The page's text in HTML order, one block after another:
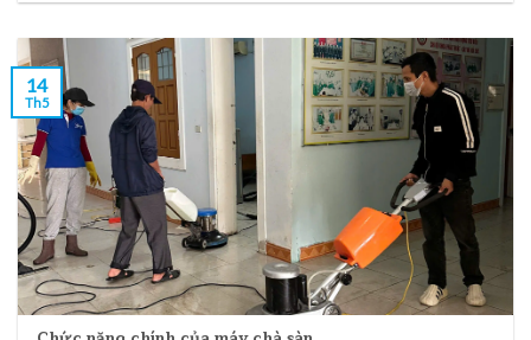
14
Th5